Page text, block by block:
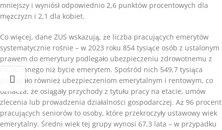
mniejszy i wyniósł odpowiednio 2,6 punktów procentowych dla
mężczyzn i 2,1 dla kobiet.
Co więcej, dane ZUS wskazują, że liczba pracujących emerytów
systematycznie rośnie – w 2023 roku 854 tysiące osób z ustalonym
prawem do emerytury podlegało ubezpieczeniu zdrowotnemu z
tytułu innego niż bycie emerytem. Spośród nich 549,7 tysiąca
podlegało również ubezpieczeniom emerytalnym i rentowym, co
oznacza, że osiągały przychody z tytułu pracy na etacie, umów
zlecenia lub prowadzenia działalności gospodarczej. Aż 96 procent
pracujących seniorów to osoby, które przekroczyły ustawowy wiek
emerytalny. Średni wiek tej grupy wynosi 67,3 lata – w przypadku